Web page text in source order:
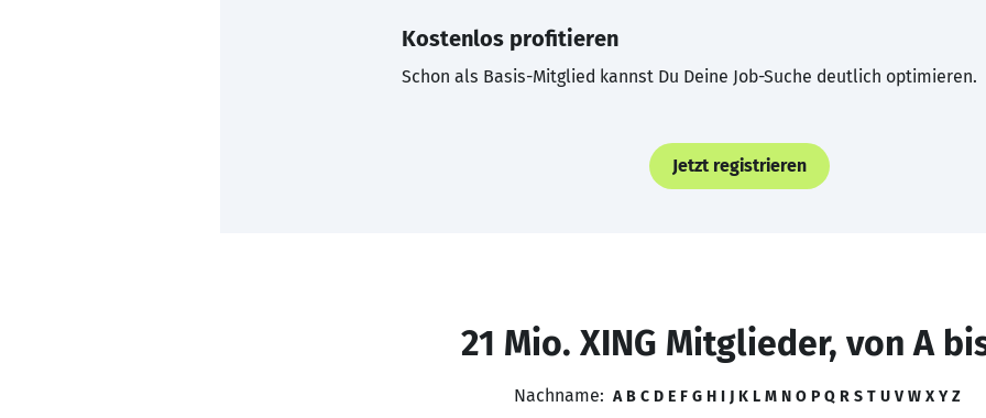
Kostenlos profitieren
Schon als Basis-Mitglied kannst Du Deine Job-Suche deutlich optimieren.
Jetzt registrieren
21 Mio. XING Mitglieder, von A
Nachname: A B C D E F G H I J K L M N O P Q R S T U V W X Y Z